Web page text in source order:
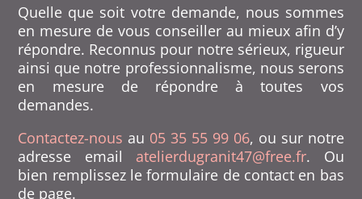
Quelle que soit votre demande, nous sommes
en mesure de vous conseiller au mieux afin d’y
répondre. Reconnus pour notre sérieux, rigueur
ainsi que notre professionnalisme, nous serons
en mesure de répondre à toutes vos
demandes.
Contactez-nous au 05 35 55 99 06, ou sur notre
adresse email
atelierdugranit47@free.fr. Ou
bien remplissez le formulaire de contact en bas
de page.